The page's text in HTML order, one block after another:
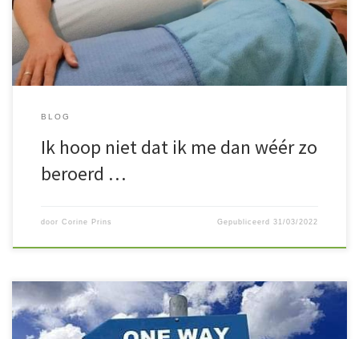
waar ik me toen nog niet bewust van was, is dat […]
BLOG
Ik hoop niet dat ik me dan wéér zo
beroerd …
door Corine Prins Gepubliceerd31/03/2022